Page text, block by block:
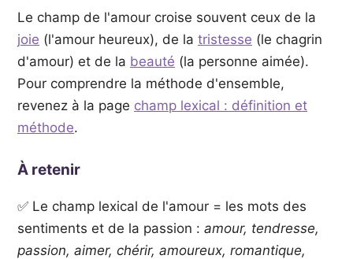
Le champ de l'amour croise souvent ceux de la
joie (l'amour heureux), de la tristesse (le chagrin
d'amour) et de la beauté (la personne aimée).
Pour comprendre la méthode d'ensemble,
revenez à la page champ lexical : définition et
méthode.
À retenir
✅ Le champ lexical de l'amour = les mots des
sentiments et de la passion : amour, tendresse,
passion, aimer, chérir, amoureux, romantique,